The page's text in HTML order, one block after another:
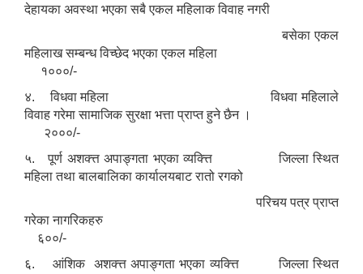
देहायका अवस्था भएका सबै एकल महिलाक विवाह नगरी
बसेका एकल
महिलाख सम्बन्ध विच्छेद भएका एकल महिला
१०००/-
४. विधवा महिला विधवा महिलाले
विवाह गरेमा सामाजिक सुरक्षा भत्ता प्राप्त हुने छैन ।
२०००/-
५. पूर्ण अशक्त्त अपाङ्गता भएका व्यक्त्ति जिल्ला स्थित
महिला तथा बालबालिका कार्यालयबाट रातो रगको
परिचय पत्र प्राप्त
गरेका नागरिकहरु
६००/-
६. आंशिक अशक्त्त अपाङ्गता भएका व्यक्त्ति जिल्ला स्थित